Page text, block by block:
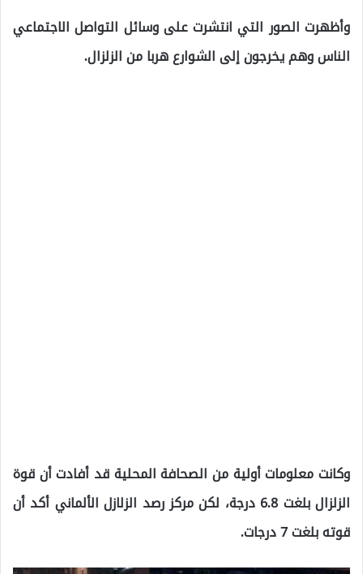
وأظهرت الصور التي انتشرت على وسائل التواصل الاجتماعي
الناس وهم يخرجون إلى الشوارع هربا من الزلزال.
وكانت معلومات أولية من الصحافة المحلية قد أفادت أن قوة
الزلزال بلغت 6.8 درجة، لكن مركز رصد الزلازل الألماني أكد أن
قوته بلغت 7 درجات.